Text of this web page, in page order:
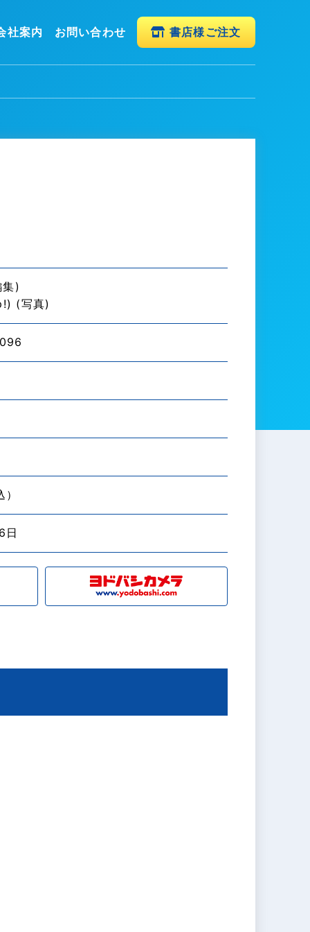
社案内 お問い合わせ 書店様ご注文
)
(写真)
日